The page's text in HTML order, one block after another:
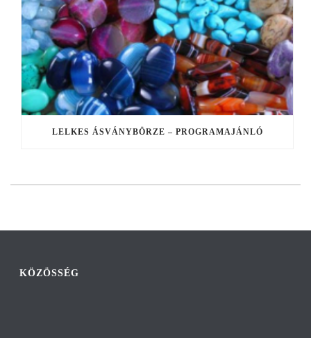
LELKES ÁSVÁNYBÖRZE – PROGRAMAJÁNLÓ
KÖZÖSSÉG